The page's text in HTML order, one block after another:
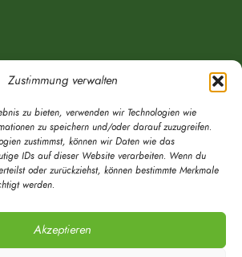
Zustimmung verwalten
zu bieten, verwenden wir Technologien wie
zu speichern und/oder darauf zuzugreifen.
zustimmst, können wir Daten wie das
IDs auf dieser Website verarbeiten. Wenn du
oder zurückziehst, können bestimmte Merkmale
werden.
Akzeptieren
e. V.